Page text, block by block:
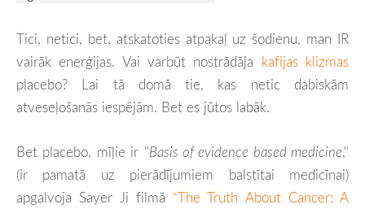
Tici, netici, bet, atskatoties atpakaļ uz šodienu, man IR
vairāk enerģijas. Vai varbūt nostrādāja kafijas klizmas
placebo? Lai tā domā tie, kas netic dabiskām
atveseļošanās iespējām. Bet es jūtos labāk.
Bet placebo, mīļie ir "Basis of evidence based medicine,"
(ir pamatā uz pierādījumiem balstītai medicīnai)
apgalvoja Sayer Ji filmā “The Truth About Cancer: A